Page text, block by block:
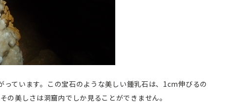
ています。この宝石のような美しい鍾乳石は、1cm伸びるの
の美しさは洞窟内でしか見ることができません。